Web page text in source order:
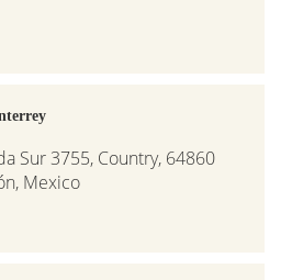
Sur 3755, Country, 64860
Mexico